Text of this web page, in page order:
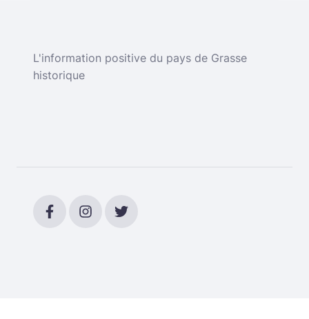
L'information positive du pays de Grasse
historique